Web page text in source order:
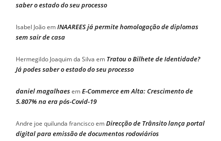
saber o estado do seu processo
Isabel JoãoemINAAREES já permite homologação de diplomas
sem sair de casa
Hermegildo Joaquim da Silva em Tratou o Bilhete de Identidade?
Já podes saber o estado do seu processo
daniel magalhaesemE-Commerce em Alta: Crescimento de
5.807% na era pós-Covid-19
Andre joe quilunda franciscoemDirecção de Trânsito lança portal
digital para emissão de documentos rodoviários